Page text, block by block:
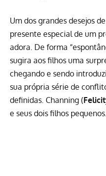
Um dos grandes desejos
presente especial de um
adora. De forma
sugira aos filhos uma
chegando e sendo
sua própria série de
definidas. Channing (
e seus dois filhos pequenos.